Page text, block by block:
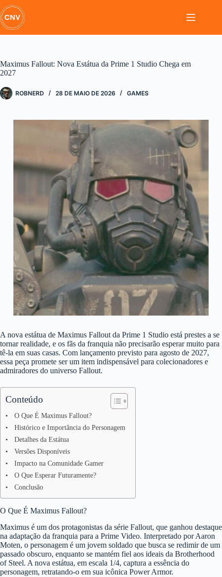
Pular
para
o
conteúdo
Maximus Fallout: Nova Estátua da Prime 1 Studio Chega em
2027
ROBNERD 28 DE MAIO DE 2026 GAMES
A nova estátua de Maximus Fallout da Prime 1 Studio está prestes a se
tornar realidade, e os fãs da franquia não precisarão esperar muito para
tê-la em suas casas. Com lançamento previsto para agosto de 2027,
essa peça promete ser um item indispensável para colecionadores e
admiradores do universo Fallout.
Conteúdo
O Que É Maximus Fallout?
Histórico e Importância do Personagem
Detalhes da Estátua
Versões Disponíveis
Impacto na Comunidade Gamer
O Que Esperar Futuramente?
Conclusão
O Que É Maximus Fallout?
Maximus é um dos protagonistas da série Fallout, que ganhou destaque
na adaptação da franquia para a Prime Video. Interpretado por Aaron
Moten, o personagem é um jovem soldado que busca se redimir de um
passado obscuro, enquanto se mantém fiel aos ideais da Brotherhood
of Steel. A nova estátua, em escala 1/4, captura a essência do
personagem, retratando-o em sua icônica Power Armor.